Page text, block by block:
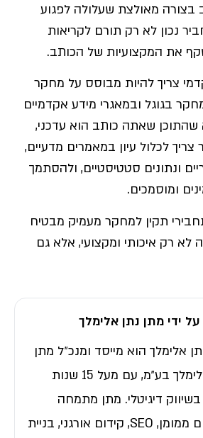
בצורה מאולצת שעלולה לפגוע
נכון לא רק תורם לקריאות
את המקצועיות של הכותב.
צריך להיות מבוסס על מחקר
בגוגל ובמאגרי מידע אקדמיים
שהתוכן שאתה כותב הוא עדכני,
צריך לכלול עיון במאמרים מדעיים,
ונתונים סטטיסטיים, ולהסתמך
ומוסמכים.
תקין למחקר מעמיק מבטיח
לא רק איכותי ומקצועי, אלא גם
ידי מתן נתן אלימלך
אלימלך הוא מייסד ומנכ״ל מתן
נתן אלימלך בע״מ, עם מעל 15 שנות
בשיווק דיגיטלי. מתן מתמחה
בקידום ממומן, SEO, קידום אורגני, בניית